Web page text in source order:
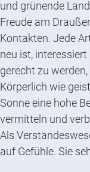
und grünende
Freude am
Kontakten. Jede
neu ist,
gerecht zu
Körperlich wie
Sonne eine hohe
vermitteln und
Als
auf Gefühle. Sie